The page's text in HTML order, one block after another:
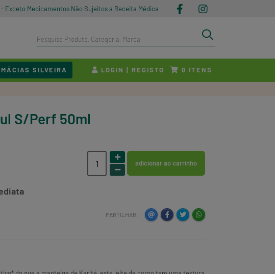
Medicamentos Não Sujeitos a Receita Médica
SILVEIRA LOGIN | REGISTO 0 ITENS
S/Perf 50ml
adicionar ao carrinho
PARTILHAR: